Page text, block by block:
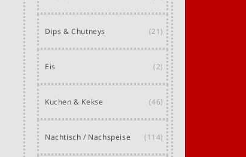
Dips & Chutneys (21)
Eis (2)
Kuchen & Kekse (46)
Nachtisch / Nachspeise (114)